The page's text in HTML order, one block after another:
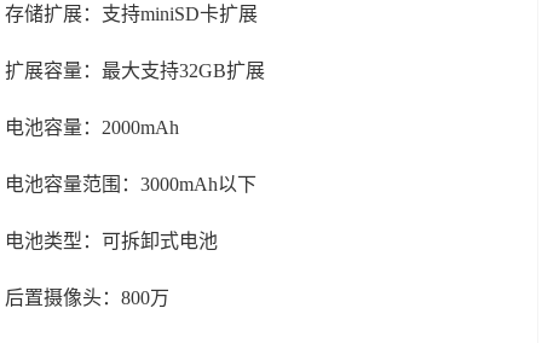
存储扩展：支持miniSD卡扩展
扩展容量：最大支持32GB扩展
电池容量：2000mAh
电池容量范围：3000mAh以下
电池类型：可拆卸式电池
后置摄像头：800万